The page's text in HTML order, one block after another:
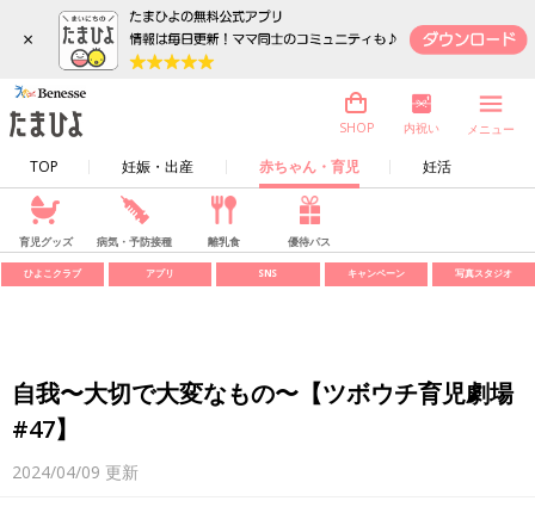
×
TOP 妊娠・出産 赤ちゃん・育児 妊活
SHOP 内祝い メニュー
育児グッズ 病気・予防接種 離乳食 優待パス
ひよこクラブ アプリ SNS キャンペーン 写真スタジオ
自我〜大切で大変なもの〜【ツボウチ育児劇場
#47】
2024/04/09 更新